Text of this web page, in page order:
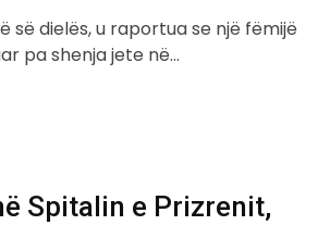
së dielës, u raportua se një fëmijë
pa shenja jete në…
Spitalin e Prizrenit,